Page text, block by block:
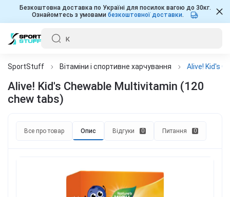
Безкоштовна доставка по Україні для посилок вагою до 30кг.
Ознайомтесь з умовами безкоштовної доставки.
SportStuff Вітаміни і спортивне харчування Alive! Kid's
Alive! Kid's Chewable Multivitamin (120
chew tabs)
Все про товар Опис Відгуки 0 Питання 0